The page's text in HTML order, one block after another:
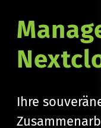
Ihre